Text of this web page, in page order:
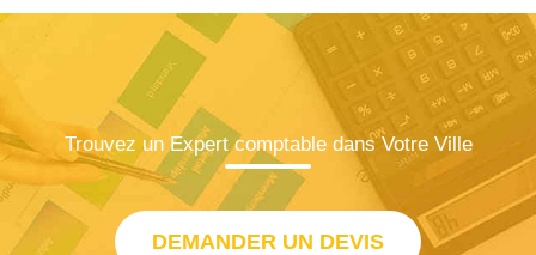
Trouvez un Expert comptable dans Votre Ville
DEMANDER UN DEVIS